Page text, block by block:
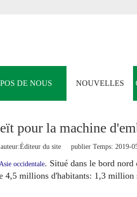
DE NOUS NOUVELLES
pour la machine
du site publier Temps:
occidentale. Situé dans le bord nord
4,5 millions d'habitants: 1,3